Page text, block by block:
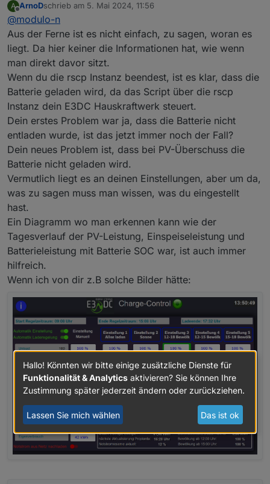
ich habe weiterhin Probleme mit den Skripten und
seltsamer Tag: Die Sonne schien quasi den ganzen
Tag, die Anlage ist ein paarmal in die Abregelung
gelaufen, aber nicht ein Watt wurde in die Batterie
gepumpt. Der gesamte Überschuss wurde ins Netzt
gepumpt und selbst während der Abregelung am
frühen Nachmittag ging nichts in die Batterie. Ich
habe dann einfach mal die rspc-Instanz gekillt und
prompt ging es. Als ich rscp wieder eingeschaltet
habe, ist wieder Einstellung 2 aktiviert worden (ich
hab da die Parameter von Arno übernommen) aber
nach kurzer Zeit wurde das Laden der Batterie
wieder eingestellt. So ging es dann bis zum
Sonnenuntergang, d.h. die Batterie hatte bis auf das
kurze Laden durch manuelles Abschießen des rscp
den Stand vom Morgen...
eingespeist. Mein Hausverbrauch war 23kWh und
da die Batterie nicht geladen wurde, musste ich die
verbleibenden Rest aus dem Netz ziehen (also
7kWh)...
Gruß
Michael
A
Offline
ArnoDschrieb am 5. Mai 2024, 11:56
zuletzt editiert von
@modulo-n
Aus der Ferne ist es nicht einfach, zu sagen, woran es
liegt. Da hier keiner die Informationen hat, wie wenn
man direkt davor sitzt.
Wenn du die rscp Instanz beendest, ist es klar, dass die
Batterie geladen wird, da das Script über die rscp
Instanz dein E3DC Hauskraftwerk steuert.
Dein erstes Problem war ja, dass die Batterie nicht
entladen wurde, ist das jetzt immer noch der Fall?
Dein neues Problem ist, dass bei PV-Überschuss die
Batterie nicht geladen wird.
Vermutlich liegt es an deinen Einstellungen, aber um da,
was zu sagen muss man wissen, was du eingestellt
hast.
Ein Diagramm wo man erkennen kann wie der
Tagesverlauf der PV-Leistung, Einspeiseleistung und
Batterieleistung mit Batterie SOC war, ist auch immer
hilfreich.
Wenn ich von dir z.B solche Bilder hätte:
Hallo! Könnten wir bitte einige zusätzliche Dienste für
Funktionalität & Analytics aktivieren? Sie können Ihre
Zustimmung später jederzeit ändern oder zurückziehen.
Lassen Sie mich wählen Das ist ok